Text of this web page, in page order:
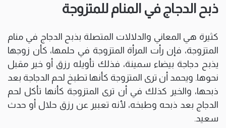
ذبح الدجاج في المنام للمتزوجة
كثيرة هي المعاني والدلالات المتصلة بذبح الدجاج في منام
المتزوجة، فإن رأت المرأة المتزوجة في حلمها، كأن زوجها
يذبح دجاجة بيضاء سمينة، فذلك تأويله رزق أو خير مقبل
نحوها. ويحمد أن ترى المتزوجة كأنها تطبخ لحم الدجاجة بعد
ذبحها، والخير كذلك في أن ترى المتزوجة كأنها تأكل لحم
الدجاج بعد ذبحه وطبخه، لأنه تعبير عن رزق حلال أو حدث
سعيد.